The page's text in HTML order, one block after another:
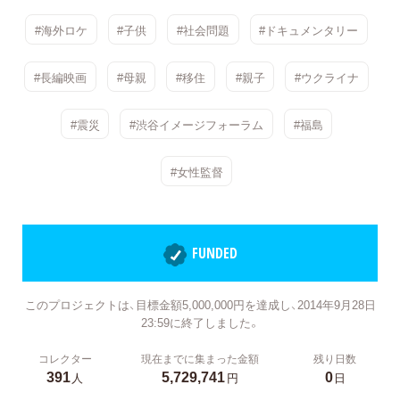
#海外ロケ #子供 #社会問題 #ドキュメンタリー
#長編映画 #母親 #移住 #親子 #ウクライナ
#震災 #渋谷イメージフォーラム #福島
#女性監督
FUNDED
このプロジェクトは、目標金額5,000,000円を達成し、2014年9月28日
23:59に終了しました。
コレクター
391人
現在までに集まった金額
5,729,741円
残り日数
0日